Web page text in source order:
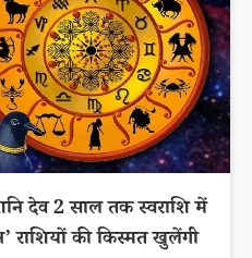
देव 2 साल तक स्वराशि में
राशियों की किस्मत खुलेंगी